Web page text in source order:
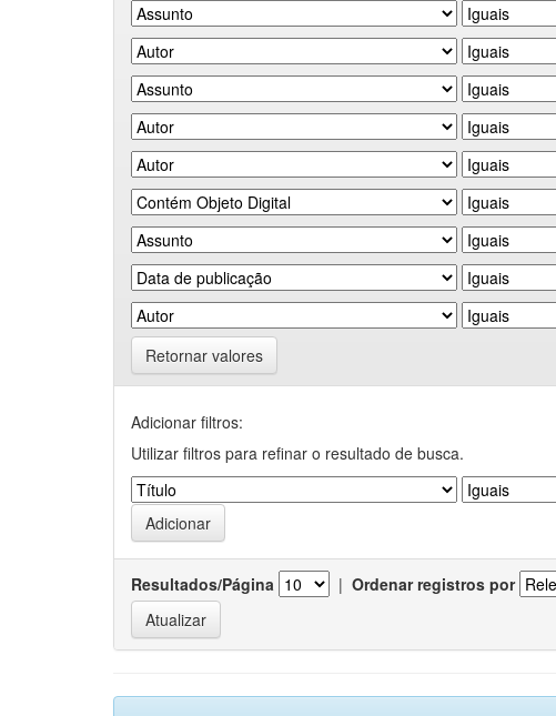
Retornar valores
Adicionar filtros:
Utilizar filtros para refinar o resultado de busca.
Resultados/Página | Ordenar registros por